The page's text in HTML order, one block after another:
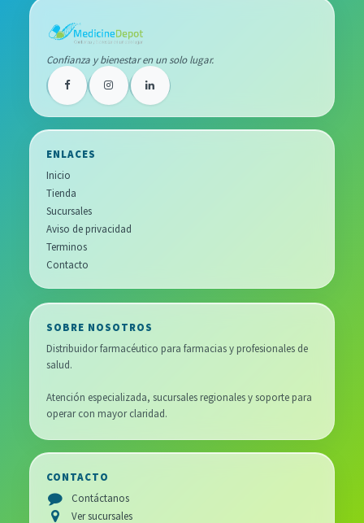
Confianza y bienestar en un solo lugar.
ENLACES
Inicio
Tienda
Sucursales
Aviso de privacidad
Terminos
Contacto
SOBRE NOSOTROS
Distribuidor farmacéutico para farmacias y profesionales de
salud.
Atención especializada, sucursales regionales y soporte para
operar con mayor claridad.
CONTACTO
Contáctanos
Ver sucursales